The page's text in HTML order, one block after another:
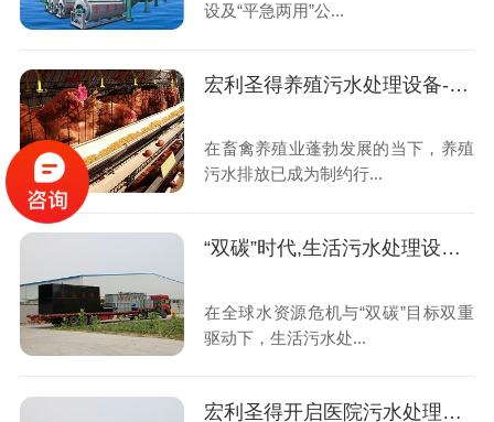
设及“平急两用”公...
宏利圣得养殖污水处理设备-科技赋能,守护生态养殖新未来
在畜禽养殖业蓬勃发展的当下，养殖
污水排放已成为制约行...
“双碳”时代,生活污水处理设备如何重塑绿色未来
在全球水资源危机与“双碳”目标双重
驱动下，生活污水处...
宏利圣得开启医院污水处理高效新时代